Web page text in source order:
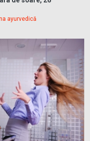
ayurvedică